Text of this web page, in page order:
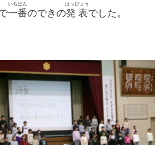
一番
いちばん
のできの発表
はっぴょう
でした。